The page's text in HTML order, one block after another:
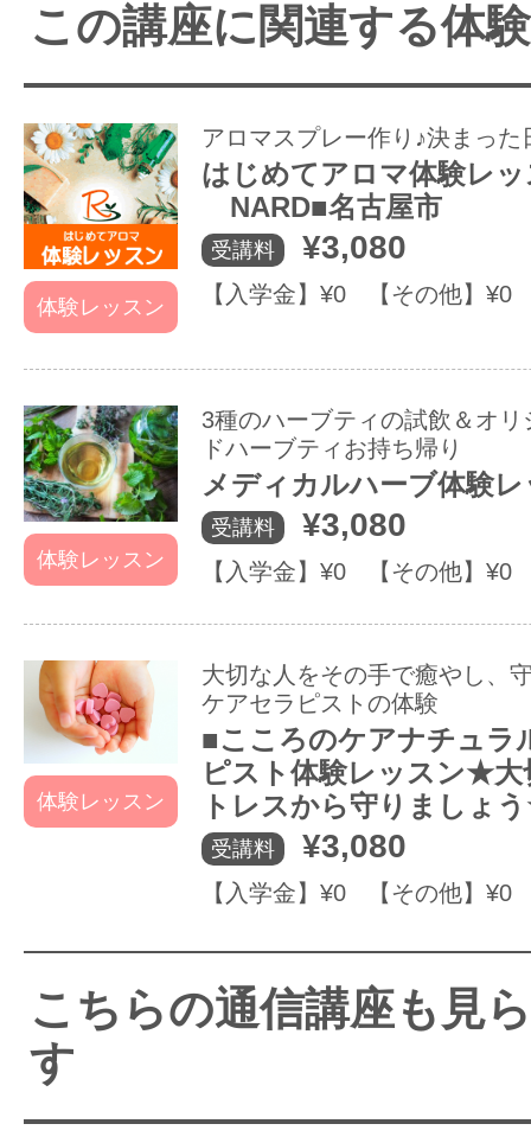
この講座に関連する体
体験レッスン
アロマスプレー作り♪決まった
はじめてアロマ体験レ
NARD■名古屋市
受講料 ¥3,080
【入学金】¥0 【その他】¥0
体験レッスン
3種のハーブティの試飲＆オリ
ドハーブティお持ち帰り
メディカルハーブ体験
受講料 ¥3,080
【入学金】¥0 【その他】¥0
体験レッスン
大切な人をその手で癒やし、
ケアセラピストの体験
■こころのケアナチュラ
ピスト体験レッスン★大
トレスから守りましょ
受講料 ¥3,080
【入学金】¥0 【その他】¥0
こちらの通信講座も見
す